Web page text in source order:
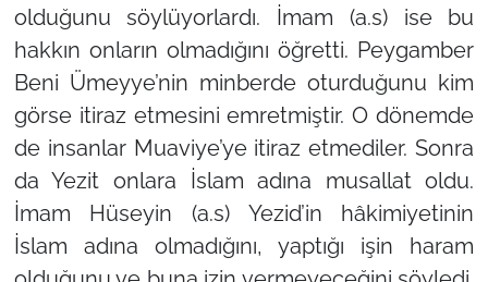
olduğunu söylüyorlardı. İmam (a.s) ise bu
hakkın onların olmadığını öğretti. Peygamber
Beni Ümeyye’nin minberde oturduğunu kim
görse itiraz etmesini emretmiştir. O dönemde
de insanlar Muaviye’ye itiraz etmediler. Sonra
da Yezit onlara İslam adına musallat oldu.
İmam Hüseyin (a.s) Yezid’in hâkimiyetinin
İslam adına olmadığını, yaptığı işin haram